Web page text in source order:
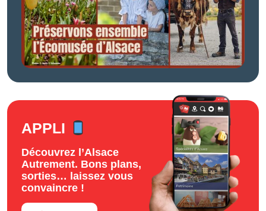
APPLI
Découvrez l’Alsace
Autrement. Bons plans,
sorties… laissez vous
convaincre !